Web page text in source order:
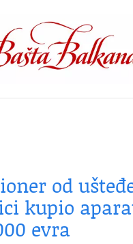
od
kupio
evra